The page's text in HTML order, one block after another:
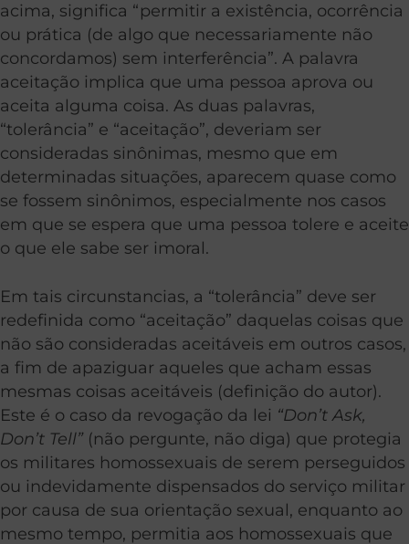
acima, significa “permitir a existência, ocorrência
ou prática (de algo que necessariamente não
concordamos) sem interferência”. A palavra
aceitação implica que uma pessoa aprova ou
aceita alguma coisa. As duas palavras,
“tolerância” e “aceitação”, deveriam ser
consideradas sinônimas, mesmo que em
determinadas situações, aparecem quase como
se fossem sinônimos, especialmente nos casos
em que se espera que uma pessoa tolere e aceite
o que ele sabe ser imoral.
Em tais circunstancias, a “tolerância” deve ser
redefinida como “aceitação” daquelas coisas que
não são consideradas aceitáveis em outros casos,
a fim de apaziguar aqueles que acham essas
mesmas coisas aceitáveis (definição do autor).
Este é o caso da revogação da lei “Don’t Ask,
Don’t Tell” (não pergunte, não diga) que protegia
os militares homossexuais de serem perseguidos
ou indevidamente dispensados do serviço militar
por causa de sua orientação sexual, enquanto ao
mesmo tempo, permitia aos homossexuais que